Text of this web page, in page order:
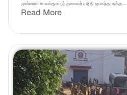
முன்னாள் காவல்துறைத் தலைவர் புஜிதி ஜயசுந்தரவுக்கு....
Read More